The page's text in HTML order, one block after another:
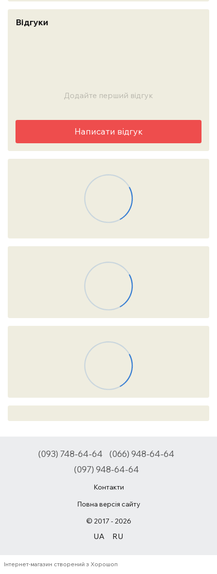
Відгуки
Додайте перший відгук
Написати відгук
(093) 748-64-64
(066) 948-64-64
(097) 948-64-64
Контакти
Повна версія сайту
© 2017 - 2026
UA RU
Інтернет-магазин створений з Хорошоп